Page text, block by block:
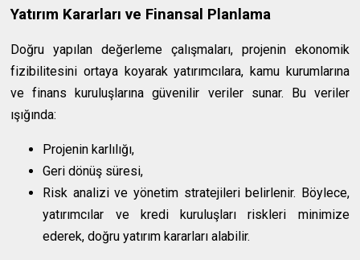
Yatırım Kararları ve Finansal Planlama
Doğru yapılan değerleme çalışmaları, projenin ekonomik
fizibilitesini ortaya koyarak yatırımcılara, kamu kurumlarına
ve finans kuruluşlarına güvenilir veriler sunar. Bu veriler
ışığında:
Projenin karlılığı,
Geri dönüş süresi,
Risk analizi ve yönetim stratejileri belirlenir. Böylece,
yatırımcılar ve kredi kuruluşları riskleri minimize
ederek, doğru yatırım kararları alabilir.